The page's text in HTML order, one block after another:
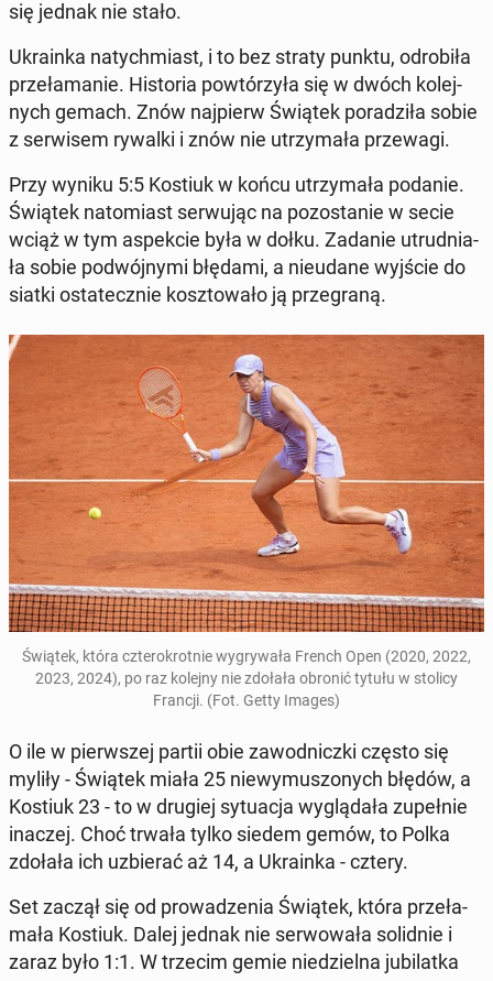
się jednak nie stało.
Ukra­in­ka na­tych­miast, i to bez straty punktu, od­ro­bi­ła
prze­ła­ma­nie. Hi­sto­ria po­wtó­rzy­ła się w dwóch ko­lej­
nych gemach. Znów naj­pierw Świątek po­ra­dzi­ła sobie
z ser­wi­sem rywalki i znów nie utrzy­ma­ła prze­wa­gi.
Przy wyniku 5:5 Kostiuk w końcu utrzy­ma­ła podanie.
Świątek na­to­miast ser­wu­jąc na po­zo­sta­nie w secie
wciąż w tym aspek­cie była w dołku. Zadanie utrud­nia­
ła sobie po­dwój­ny­mi błędami, a nie­uda­ne wyjście do
siatki osta­tecz­nie kosz­to­wa­ło ją prze­gra­ną.
Świątek, która czte­ro­krot­nie wy­gry­wa­ła French Open (2020, 2022,
2023, 2024), po raz kolejny nie zdołała obronić tytułu w stolicy
Francji. (Fot. Getty Images)
O ile w pierw­szej partii obie za­wod­nicz­ki często się
myliły - Świątek miała 25 nie­wy­mu­szo­nych błędów, a
Kostiuk 23 - to w drugiej sy­tu­acja wy­glą­da­ła zu­peł­nie
inaczej. Choć trwała tylko siedem gemów, to Polka
zdołała ich uzbie­rać aż 14, a Ukra­in­ka - cztery.
Set zaczął się od pro­wa­dze­nia Świątek, która prze­ła­
ma­ła Kostiuk. Dalej jednak nie ser­wo­wa­ła so­lid­nie i
zaraz było 1:1. W trzecim gemie nie­dziel­na ju­bi­lat­ka